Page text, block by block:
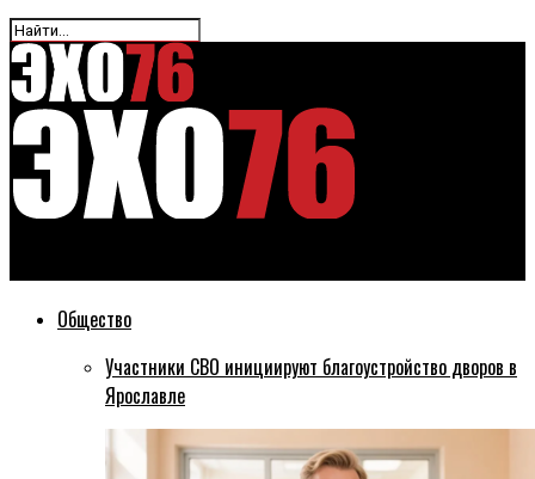
Общество
Участники СВО инициируют благоустройство дворов в
Ярославле